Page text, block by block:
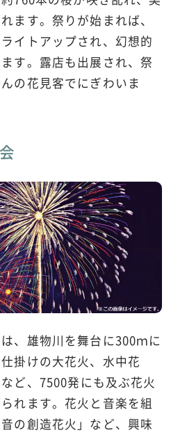
ます。祭りが始まれば、
イトアップされ、幻想的
す。露店も出展され、祭
の花見客でにぎわいま
、雄物川を舞台に300ｍに
掛けの大花火、水中花
ど、7500発にも及ぶ花火
れます。花火と音楽を組
の創造花火」など、興味